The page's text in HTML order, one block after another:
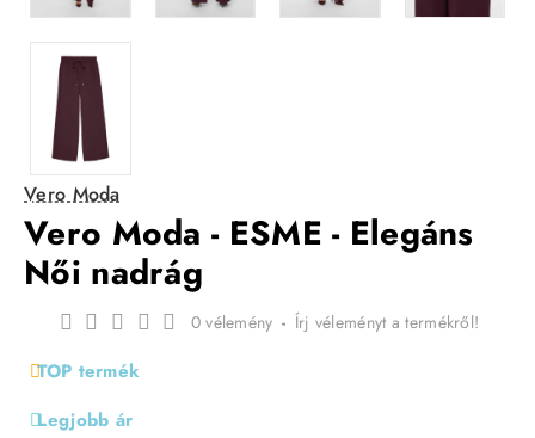
Vero Moda
Vero Moda - ESME - Elegáns
Női nadrág
TOP termék
Legjobb ár
0 vélemény - Írj véleményt a termékről!